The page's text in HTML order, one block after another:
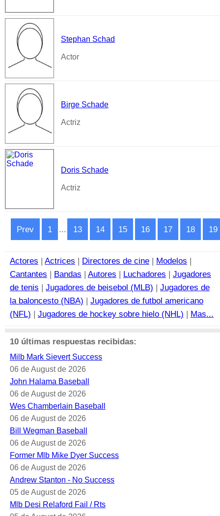
Stephan Schad
Actor
Birge Schade
Actriz
Doris Schade
Actriz
Prev 1 ... 13 14 15 16 17 18 19
Actores | Actrices | Directores de cine | Modelos |
Cantantes | Bandas | Autores | Luchadores | Jugadores
de tenis | Jugadores de beisebol (MLB) | Jugadores de
la baloncesto (NBA) | Jugadores de futbol americano
(NFL) | Jugadores de hockey sobre hielo (NHL) | Mas...
10 últimas respuestas recibidas:
Milb Mark Sievert Success
06 de August de 2026
John Halama Baseball
06 de August de 2026
Wes Chamberlain Baseball
06 de August de 2026
Bill Wegman Baseball
06 de August de 2026
Former Mlb Mike Dyer Success
06 de August de 2026
Andrew Stanton - No Success
05 de August de 2026
Mlb Desi Relaford Fail / Rts